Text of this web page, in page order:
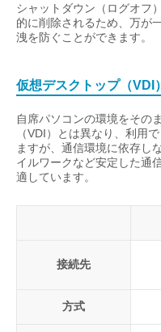
シャットダウン（ログオフ
的に削除されるため、万が
洩を防ぐことができます。
仮想デスクトップ（VDI
自席パソコンの環境をその
（VDI）とは異なり、利用
ますが、通信環境に依存し
イルワークなど安定した通
適しています。
接続先
方式